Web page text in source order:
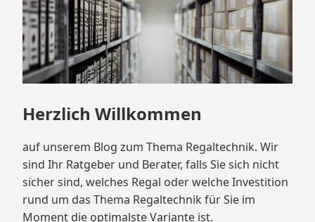
Herzlich Willkommen
auf unserem Blog zum Thema Regaltechnik. Wir
sind Ihr Ratgeber und Berater, falls Sie sich nicht
sicher sind, welches Regal oder welche Investition
rund um das Thema Regaltechnik für Sie im
Moment die optimalste Variante ist.